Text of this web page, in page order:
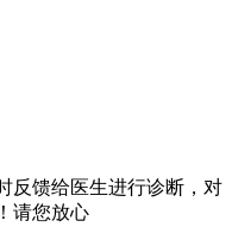
反馈给医生进行诊断，对
请您放心